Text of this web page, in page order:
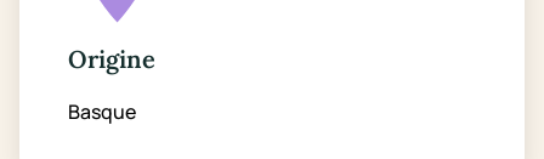
Origine
Basque